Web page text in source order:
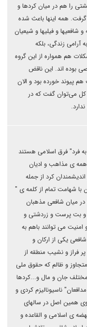
را هم در میان کردها و
گرفت. همه اینها باعث شده
شافعیها و فیلیها و شیعیان
آرامی زندگی، بلکه
هم همواره از این گروه
بوده اند. این ناقض
پیوند خورده بود و الان
کل می‌توان گفت که در
فرد" فرق اسلامی هستند
همه ی مذاهب و ادیان
کرد از جمله
با شهامت تمام از کلمه ی "
در میان شافعی مذهبان
و بت پرست و زردشتی و
می توانند باهم به
یکی از ارکان و
فراز و نشیب منطقه از
متجاوز و ظالم که حقوق ملی
مختلف جان و مال و...کردها
ناسیونالیزم کردی و
همین اصل در سالهای
ی اسلامی و القاعده و